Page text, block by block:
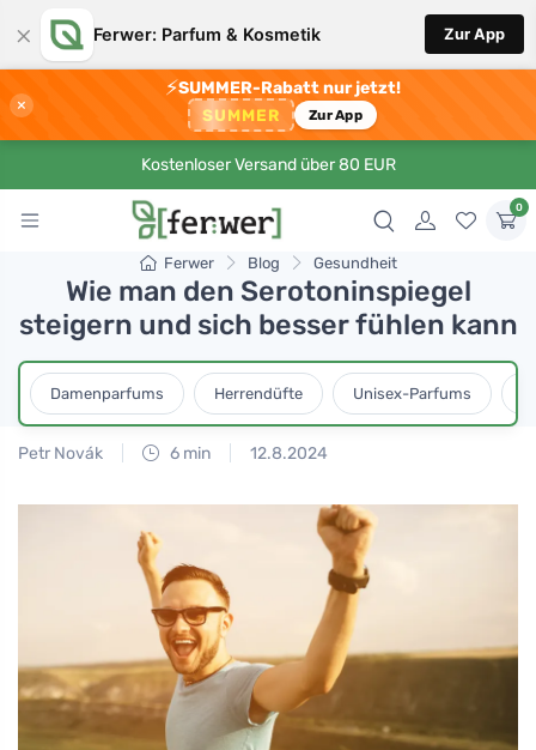
× Ferwer: Parfum & Kosmetik Zur App
×
⚡SUMMER-Rabatt nur jetzt!
SUMMER Zur App
Kostenloser Versand über 80 EUR
0
Ferwer Blog Gesundheit
Wie man den Serotoninspiegel
steigern und sich besser fühlen kann
Damenparfums Herrendüfte Unisex-Parfums
Petr Novák 6 min 12.8.2024